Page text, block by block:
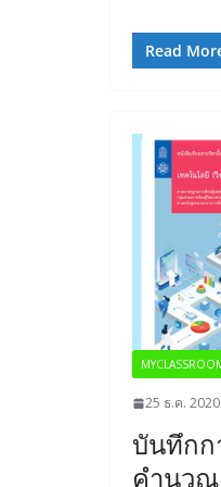
Read
25 ธ.ค. 2020
บันทึกก
คำนวณ